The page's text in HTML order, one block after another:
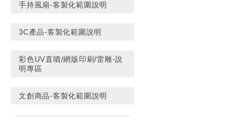
手持風扇-客製化範圍說明
3C產品-客製化範圍說明
彩色UV直噴/網版印刷/雷雕-說
明專區
文創商品-客製化範圍說明